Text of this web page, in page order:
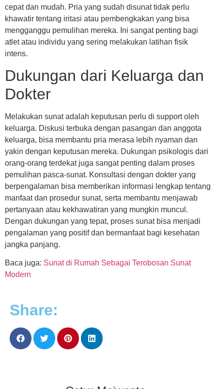
cepat dan mudah. Pria yang sudah disunat tidak perlu
khawatir tentang iritasi atau pembengkakan yang bisa
mengganggu pemulihan mereka. Ini sangat penting bagi
atlet atau individu yang sering melakukan latihan fisik
intens.
Dukungan dari Keluarga dan
Dokter
Melakukan sunat adalah keputusan perlu di support oleh
keluarga. Diskusi terbuka dengan pasangan dan anggota
keluarga, bisa membantu pria merasa lebih nyaman dan
yakin dengan keputusan mereka. Dukungan psikologis dari
orang-orang terdekat juga sangat penting dalam proses
pemulihan pasca-sunat. Konsultasi dengan dokter yang
berpengalaman bisa memberikan informasi lengkap tentang
manfaat dan prosedur sunat, serta membantu menjawab
pertanyaan atau kekhawatiran yang mungkin muncul.
Dengan dukungan yang tepat, proses sunat bisa menjadi
pengalaman yang positif dan bermanfaat bagi kesehatan
jangka panjang.
Baca juga: Sunat di Rumah Sebagai Terobosan Sunat
Modern
Share: